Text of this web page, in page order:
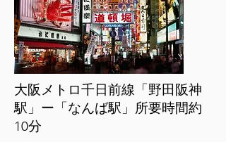
大阪メトロ千日前線「野田阪神
駅」ー「なんば駅」所要時間約
10分